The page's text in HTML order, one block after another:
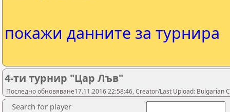
покажи данните за турнира
4-ти турнир "Цар Лъв"
Последно обновяване17.11.2016 22:58:46, Creator/Last Upload: Bulgarian
Search for player